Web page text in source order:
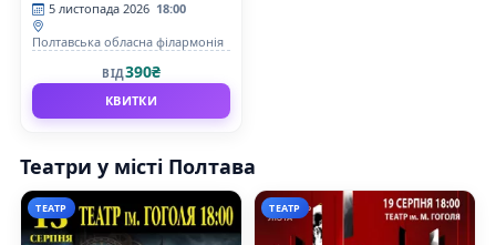
Tiersen, Max Richter
5 листопада 2026 18:00
Полтавська обласна філармонія
ВІД390₴
КВИТКИ
Театри у місті Полтава
ТЕАТР ТЕАТР